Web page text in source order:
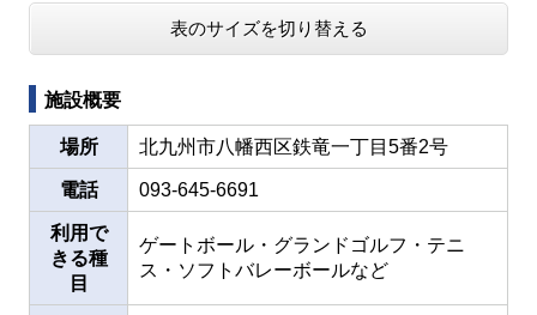
表のサイズを切り替える
施設概要
場所 北九州市八幡西区鉄竜一丁目5番2号
電話 093-645-6691
利用で
きる種
目
ゲートボール・グランドゴルフ・テニ
ス・ソフトバレーボールなど